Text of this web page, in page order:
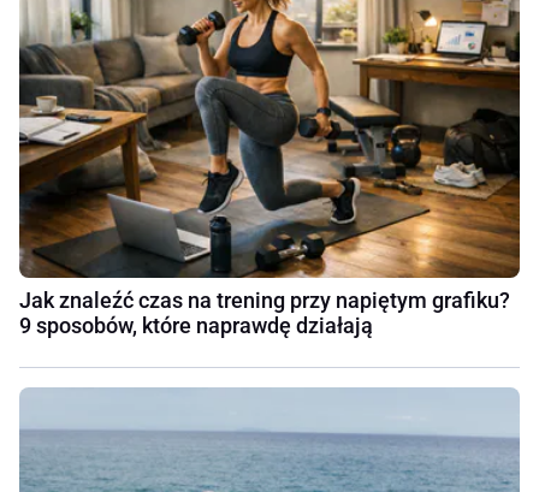
Jak znaleźć czas na trening przy napiętym grafiku?
9 sposobów, które naprawdę działają